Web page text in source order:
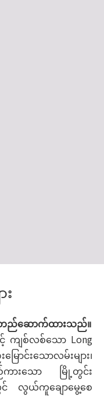
တည်ဆောက်ထားသည်။
ကျစ်လစ်သော Long
င်းသောလမ်းများ၊
ကားသော မြို့တွင်း
င် လွယ်ကူချောမွေ့စေ